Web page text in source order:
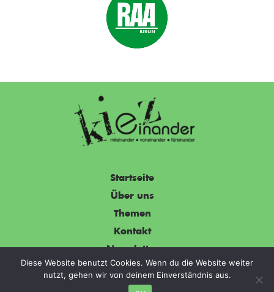
Startseite
Über uns
Themen
Kontakt
Newsletter
Impressum
mavimedia Agency
Diese Website benutzt Cookies. Wenn du die Website weiter
nutzt, gehen wir von deinem Einverständnis aus.